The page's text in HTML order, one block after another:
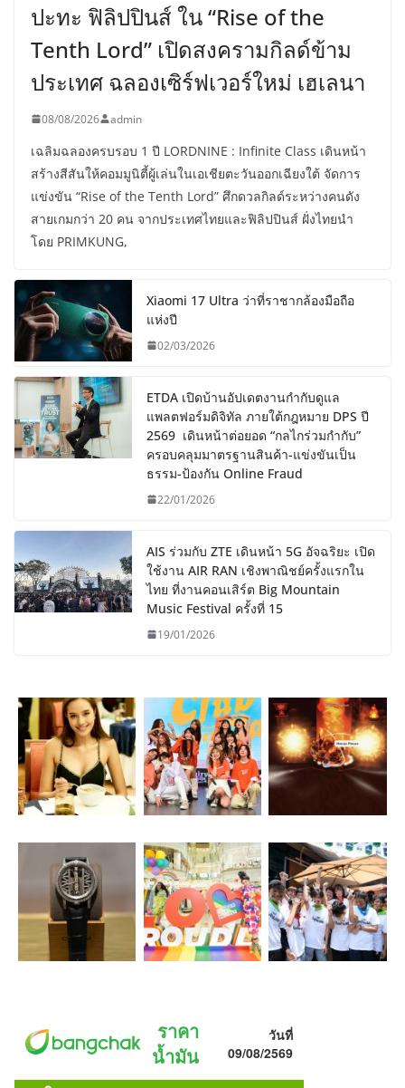
ปะทะ ฟิลิปปินส์ ใน “Rise of the
Tenth Lord” เปิดสงครามกิลด์ข้าม
ประเทศ ฉลองเซิร์ฟเวอร์ใหม่ เฮเลนา
08/08/2026 admin
เฉลิมฉลองครบรอบ 1 ปี LORDNINE : Infinite Class เดินหน้า
สร้างสีสันให้คอมมูนิตี้ผู้เล่นในเอเชียตะวันออกเฉียงใต้ จัดการ
แข่งขัน “Rise of the Tenth Lord” ศึกดวลกิลด์ระหว่างคนดัง
สายเกมกว่า 20 คน จากประเทศไทยและฟิลิปปินส์ ฝั่งไทยนำ
โดย PRIMKUNG,
Xiaomi 17 Ultra ว่าที่ราชากล้องมือถือ
แห่งปี
02/03/2026
ETDA เปิดบ้านอัปเดตงานกำกับดูแล
แพลตฟอร์มดิจิทัล ภายใต้กฎหมาย DPS ปี
2569 เดินหน้าต่อยอด “กลไกร่วมกำกับ”
ครอบคลุมมาตรฐานสินค้า-แข่งขันเป็น
ธรรม-ป้องกัน Online Fraud
22/01/2026
AIS ร่วมกับ ZTE เดินหน้า 5G อัจฉริยะ เปิด
ใช้งาน AIR RAN เชิงพาณิชย์ครั้งแรกใน
ไทย ที่งานคอนเสิร์ต Big Mountain
Music Festival ครั้งที่ 15
19/01/2026